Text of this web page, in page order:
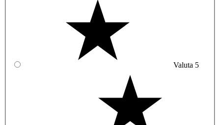
Valuta 5